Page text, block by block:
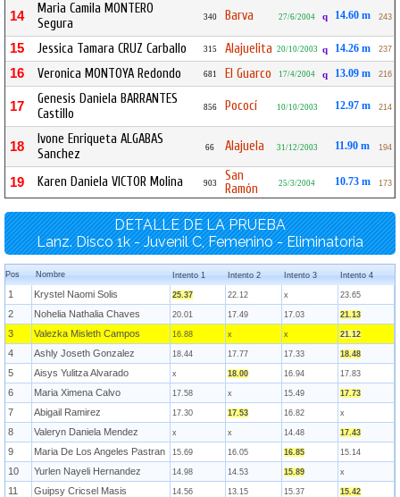
14
Maria Camila MONTERO
Segura
340 Barva 27/6/2004 q 14.60 m 243
15 Jessica Tamara CRUZ Carballo 315 Alajuelita 20/10/2003 q 14.26 m 237
16 Veronica MONTOYA Redondo 681 El Guarco 17/4/2004 q 13.09 m 216
17
Genesis Daniela BARRANTES
Castillo
856 Pococí 10/10/2003 12.97 m 214
18
Ivone Enriqueta ALGABAS
Sanchez
66 Alajuela 31/12/2003 11.90 m 194
19 Karen Daniela VICTOR Molina 903
San
Ramón
25/3/2004 10.73 m 173
DETALLE DE LA PRUEBA
Lanz. Disco 1k - Juvenil C, Femenino - Eliminatoria
Pos Nombre Intento 1 Intento 2 Intento 3 Intento 4
1 Krystel Naomi Solis 25.37 22.12 x 23.65
2 Nohelia Nathalia Chaves 20.01 17.49 17.03 21.13
3 Valezka Misleth Campos 16.88 x x 21.12
4 Ashly Joseth Gonzalez 18.44 17.77 17.33 18.48
5 Aisys Yulitza Alvarado x 18.00 16.94 17.83
6 Maria Ximena Calvo 17.58 x 15.49 17.73
7 Abigail Ramirez 17.30 17.53 16.82 x
8 Valeryn Daniela Mendez x x 14.48 17.43
9 Maria De Los Angeles Pastran 15.69 16.05 16.85 15.14
10 Yurlen Nayeli Hernandez 14.98 14.53 15.89 x
11 Guipsy Cricsel Masis 14.56 13.15 15.37 15.42